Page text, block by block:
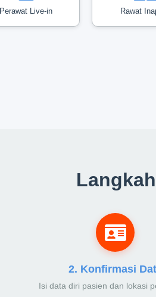
Perawat Live-in Rawat
2. Konfirmasi
Isi data diri pasien dan lokasi